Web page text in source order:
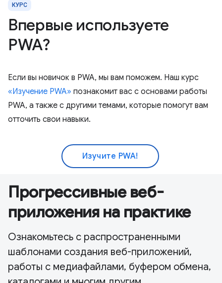
КУРС
Впервые используете
PWA?
Если вы новичок в PWA, мы вам поможем. Наш курс
«Изучение PWA» познакомит вас с основами работы
PWA, а также с другими темами, которые помогут вам
отточить свои навыки.
Изучите PWA!
Прогрессивные веб-
приложения на практике
Ознакомьтесь с распространенными
шаблонами создания веб-приложений,
работы с медиафайлами, буфером обмена,